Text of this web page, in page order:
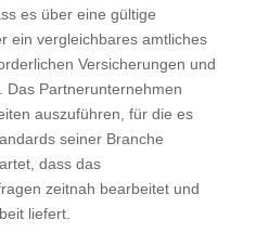
es über eine gültige
ein vergleichbares amtliches
Versicherungen und
Das Partnerunternehmen
auszuführen, für die es
seiner Branche
dass das
zeitnah bearbeitet und
liefert.